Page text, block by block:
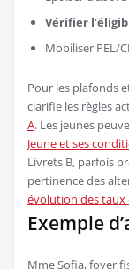
Vérifier
Mobiliser PEL/
Pour les plafonds
clarifie les règles
A. Les jeunes
Jeune et ses
Livrets B, parfois
pertinence des
évolution des taux
Exemple
Mme Sofia, foyer